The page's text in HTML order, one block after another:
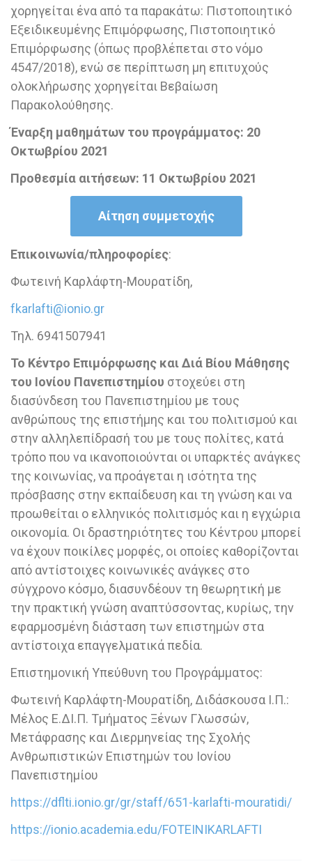
χορηγείται ένα από τα παρακάτω: Πιστοποιητικό
Εξειδικευμένης Επιμόρφωσης, Πιστοποιητικό
Επιμόρφωσης (όπως προβλέπεται στο νόμο
4547/2018), ενώ σε περίπτωση μη επιτυχούς
ολοκλήρωσης χορηγείται Βεβαίωση
Παρακολούθησης.
Έναρξη μαθημάτων του προγράμματος: 20
Οκτωβρίου 2021
Προθεσμία αιτήσεων: 11 Οκτωβρίου 2021
Αίτηση συμμετοχής
Επικοινωνία/πληροφορίες:
Φωτεινή Καρλάφτη-Μουρατίδη,
fkarlafti@ionio.gr
Τηλ. 6941507941
Το Κέντρο Επιμόρφωσης και Διά Βίου Μάθησης
του Ιονίου Πανεπιστημίου στοχεύει στη
διασύνδεση του Πανεπιστημίου με τους
ανθρώπους της επιστήμης και του πολιτισμού και
στην αλληλεπίδρασή του με τους πολίτες, κατά
τρόπο που να ικανοποιούνται οι υπαρκτές ανάγκες
της κοινωνίας, να προάγεται η ισότητα της
πρόσβασης στην εκπαίδευση και τη γνώση και να
προωθείται ο ελληνικός πολιτισμός και η εγχώρια
οικονομία. Οι δραστηριότητες του Κέντρου μπορεί
να έχουν ποικίλες μορφές, οι οποίες καθορίζονται
από αντίστοιχες κοινωνικές ανάγκες στο
σύγχρονο κόσμο, διασυνδέουν τη θεωρητική με
την πρακτική γνώση αναπτύσσοντας, κυρίως, την
εφαρμοσμένη διάσταση των επιστημών στα
αντίστοιχα επαγγελματικά πεδία.
Επιστημονική Υπεύθυνη του Προγράμματος:
Φωτεινή Καρλάφτη-Μουρατίδη, Διδάσκουσα Ι.Π.:
Μέλος Ε.ΔΙ.Π. Τμήματος Ξένων Γλωσσών,
Μετάφρασης και Διερμηνείας της Σχολής
Ανθρωπιστικών Επιστημών του Ιονίου
Πανεπιστημίου
https://dflti.ionio.gr/gr/staff/651-karlafti-mouratidi/
https://ionio.academia.edu/FOTEINIKARLAFTI